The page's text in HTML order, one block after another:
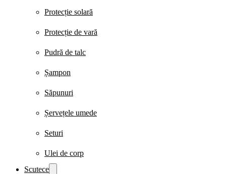
Protecție solară
Protecție de vară
Pudră de talc
Șampon
Săpunuri
Șervețele umede
Seturi
Ulei de corp
Scutece